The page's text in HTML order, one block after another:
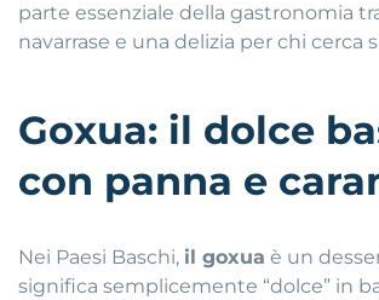
parte essenziale della gastronomia
navarrase e una delizia per chi cerca
Goxua: il dolce
con panna e
Nei Paesi Baschi, il goxua è un
significa semplicemente “dolce” in